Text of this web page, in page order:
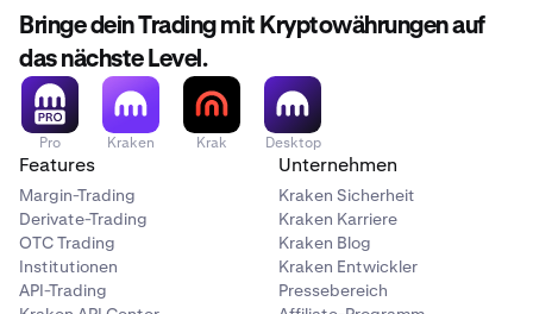
Bringe dein Trading mit Kryptowährungen auf
das nächste Level.
Pro Kraken Krak Desktop
Features
Margin-Trading
Derivate-Trading
OTC Trading
Institutionen
API-Trading
Unternehmen
Kraken Sicherheit
Kraken Karriere
Kraken Blog
Kraken Entwickler
Pressebereich